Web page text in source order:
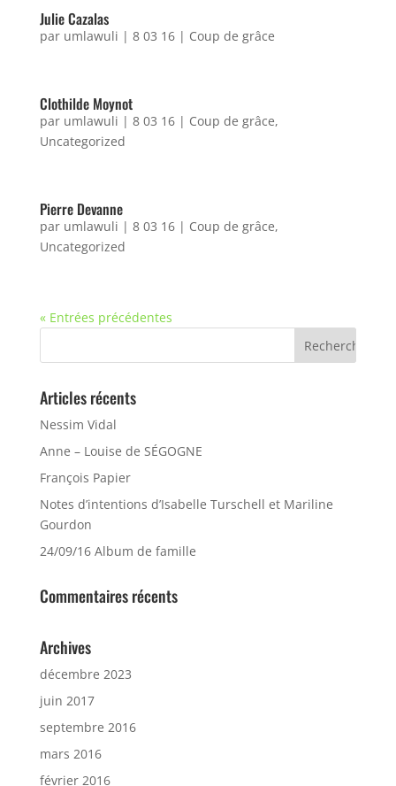
Julie Cazalas
par umlawuli | 8 03 16| Coup de grâce
Clothilde Moynot
par umlawuli | 8 03 16| Coup de grâce,
Uncategorized
Pierre Devanne
par umlawuli | 8 03 16| Coup de grâce,
Uncategorized
« Entrées précédentes
Articles récents
Nessim Vidal
Anne – Louise de SÉGOGNE
François Papier
Notes d’intentions d’Isabelle Turschell et Mariline
Gourdon
24/09/16 Album de famille
Commentaires récents
Archives
décembre 2023
juin 2017
septembre 2016
mars 2016
février 2016